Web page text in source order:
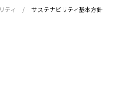
ティ サステナビリティ基本方針